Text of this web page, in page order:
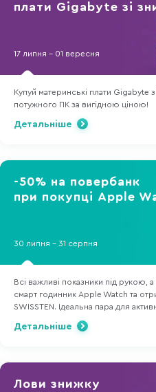
плати Gigabyte зі
17 липня - 01 вересня
Купуй материнські плати
потужного ПК за вигідною ціною!
Детальніше
-50% на повербанк
при покупці Apple
30 липня - 31 серпня
Всі важливі показники під рукою,
смарт годинник Apple Watch та
SWISSTEN. Ідеальна пара для
Детальніше
Лови знижку